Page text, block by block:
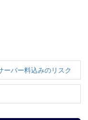
ーバー料込みのリスク